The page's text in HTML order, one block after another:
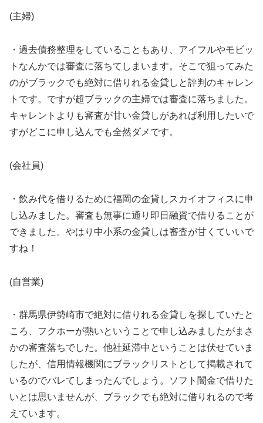
(主婦)
・過去債務整理をしていることもあり、アイフルやモビッ
トなんかでは審査に落ちてしまいます。そこで狙ってみた
のがブラックでも絶対に借りれる金貸しと評判のキャレン
トです。ですが超ブラックの主婦では審査に落ちました。
キャレントよりも審査が甘い金貸しがあれば利用したいで
すがどこに申し込んでも全然ダメです。
(会社員)
・飲み代を借りるために福岡の金貸しスカイオフィスに申
し込みました。審査も無事に通り即日融資で借りることが
できました。やはり中小系の金貸しは審査が甘くていいで
すね！
(自営業)
・群馬県伊勢崎市で絶対に借りれる金貸しを探していたと
ころ、フクホーが熱いということで申し込みましたがまさ
かの審査落ちでした。他社延滞中ということは伏せていま
したが、信用情報機関にブラックリストとして掲載されて
いるのでバレてしまったんでしょう。ソフト闇金で借りた
いとは思いませんが、ブラックでも絶対に借りれるので考
えています。